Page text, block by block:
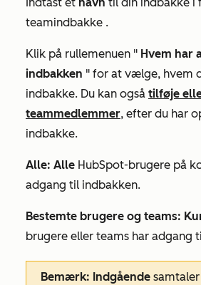
Indtast et navn til din indbakke i
teamindbakke .
Klik på rullemenuen " Hvem har
indbakken " for at vælge, hvem
indbakke. Du kan også tilføje
teammedlemmer, efter du har
indbakke.
Alle: Alle HubSpot-brugere på
adgang til indbakken.
Bestemte brugere og teams:
brugere eller teams har adgang
Bemærk: Indgående